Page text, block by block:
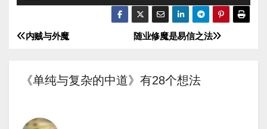
频
放
文
导
航
随业修魔是易信之法
内贼与外魔
《单纯与复杂的中道》有28个想法